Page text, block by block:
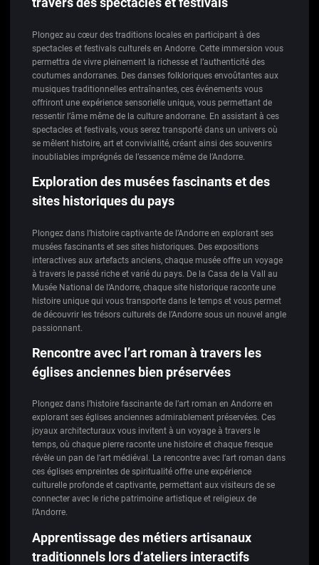
Plongez au cœur des traditions locales en participant à des
spectacles et festivals culturels en Andorre. Cette immersion vous
permettra de vivre pleinement la richesse et l’authenticité des
coutumes andorranes. Des danses folkloriques envoûtantes aux
musiques traditionnelles entraînantes, ces événements vous
offriront une expérience sensorielle unique, vous permettant de
ressentir l’âme même de la culture andorrane. En assistant à ces
spectacles et festivals, vous serez transporté dans un univers où
se mêlent histoire, art et convivialité, créant ainsi des souvenirs
inoubliables imprégnés de l’essence même de l’Andorre.
Exploration des musées fascinants et des
sites historiques du pays
Plongez dans l’histoire captivante de l’Andorre en explorant ses
musées fascinants et ses sites historiques. Des expositions
interactives aux artefacts anciens, chaque musée offre un voyage
à travers le passé riche et varié du pays. De la Casa de la Vall au
Musée National de l’Andorre, chaque site historique raconte une
histoire unique qui vous transporte dans le temps et vous permet
de découvrir les trésors culturels de l’Andorre sous un nouvel angle
passionnant.
Rencontre avec l’art roman à travers les
églises anciennes bien préservées
Plongez dans l’histoire fascinante de l’art roman en Andorre en
explorant ses églises anciennes admirablement préservées. Ces
joyaux architecturaux vous invitent à un voyage à travers le
temps, où chaque pierre raconte une histoire et chaque fresque
révèle un pan de l’art médiéval. La rencontre avec l’art roman dans
ces églises empreintes de spiritualité offre une expérience
culturelle profonde et captivante, permettant aux visiteurs de se
connecter avec le riche patrimoine artistique et religieux de
l’Andorre.
Apprentissage des métiers artisanaux
traditionnels lors d’ateliers interactifs